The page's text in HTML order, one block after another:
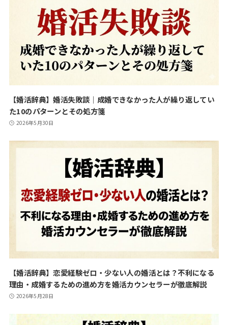
【婚活辞典】婚活失敗談｜成婚できなかった人が繰り返してい
た10のパターンとその処方箋
2026年5月30日
【婚活辞典】恋愛経験ゼロ・少ない人の婚活とは？不利になる
理由・成婚するための進め方を婚活カウンセラーが徹底解説
2026年5月28日